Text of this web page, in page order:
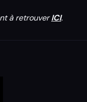
à retrouverICI.